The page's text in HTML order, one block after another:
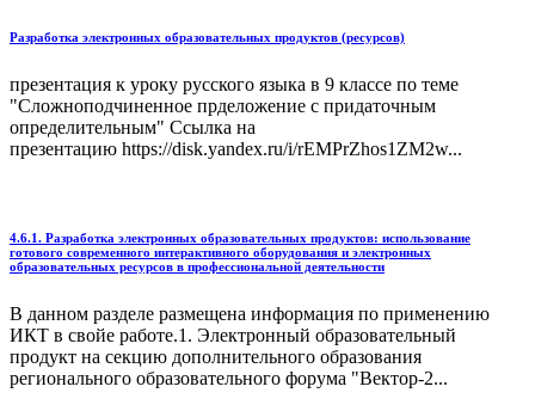
Разработка электронных образовательных продуктов (ресурсов)
презентация к уроку русского языка в 9 классе по теме
"Сложноподчиненное прделожение с придаточным
определительным" Ссылка на
презентацию https://disk.yandex.ru/i/rEMPrZhos1ZM2w...
4.6.1. Разработка электронных образовательных продуктов: использование
готового современного интерактивного оборудования и электронных
образовательных ресурсов в профессиональной деятельности
В данном разделе размещена информация по применению
ИКТ в свойе работе.1. Электронный образовательный
продукт на секцию дополнительного образования
регионального образовательного форума "Вектор-2...